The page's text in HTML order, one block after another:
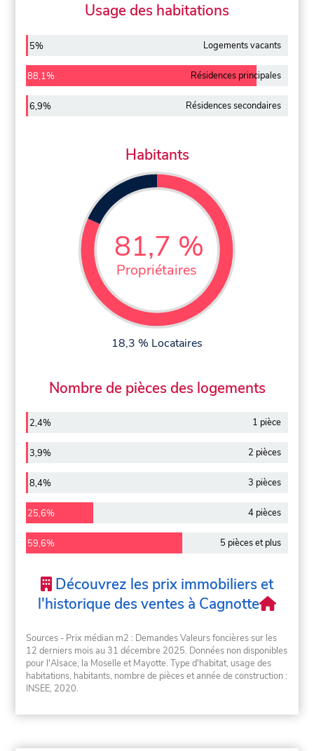
Usage des habitations
5% Logements vacants
88,1% Résidences principales
6,9% Résidences secondaires
Habitants
81,7 %
Propriétaires
18,3 % Locataires
Nombre de pièces des logements
2,4% 1 pièce
3,9% 2 pièces
8,4% 3 pièces
25,6% 4 pièces
59,6% 5 pièces et plus
Découvrez les prix immobiliers et
l'historique des ventes à Cagnotte
Sources - Prix médian m2 : Demandes Valeurs foncières sur les
12 derniers mois au 31 décembre 2025. Données non disponibles
pour l'Alsace, la Moselle et Mayotte. Type d'habitat, usage des
habitations, habitants, nombre de pièces et année de construction :
INSEE, 2020.